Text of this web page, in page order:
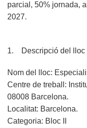
parcial, 50% jornada,
2027.
1. Descripció del lloc
Nom del lloc:
Centre de treball:
08008 Barcelona.
Localitat: Barcelona.
Categoria: Bloc II